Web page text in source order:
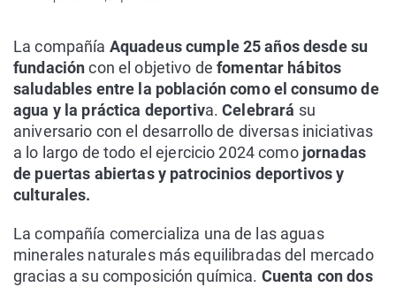
La compañía Aquadeus cumple 25 años desde su
fundacióncon el objetivo defomentar hábitos
saludables entre la población como el consumo de
agua y la práctica deportiva.Celebrará su
aniversario con el desarrollo de diversas iniciativas
a lo largo de todo el ejercicio 2024 comojornadas
de puertas abiertas y patrocinios deportivos y
culturales.
La compañía comercializa una de las aguas
minerales naturales más equilibradas del mercado
gracias a su composición química. Cuenta con dos